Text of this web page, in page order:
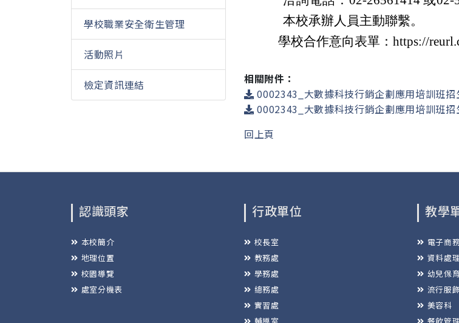
學校職業安全衛生管理
活動照片
檢定資訊連結
本校承辦人員主動聯繫。
學校合作意向表單：https://
相關附件：
0002343_大數據科技行銷企劃應用培訓班
0002343_大數據科技行銷企劃應用培訓班
回上頁
認識頭家
本校簡介
地理位置
校園導覽
處室分機表
行政單位
校長室
教務處
學務處
總務處
實習處
教學
電子商
資料處
幼兒保
流行服
美容科